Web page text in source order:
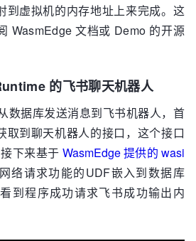
到虚拟机的内存地址上来完成。这
WasmEdge 文档或 Demo 的开源
的飞书聊天机器人
数据库发送消息到飞书机器人，首
取到聊天机器人的接口，这个接口
下来基于WasmEdge 提供的 wasi
络请求功能的UDF嵌入到数据库
到程序成功请求飞书成功输出内